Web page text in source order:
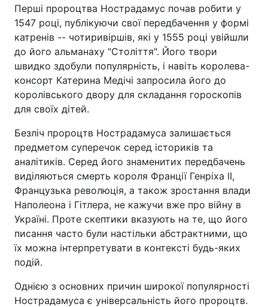
Перші пророцтва Нострадамус почав робити у
1547 році, публікуючи свої передбачення у формі
катренів -- чотиривіршів, які у 1555 році увійшли
до його альманаху "Століття". Його твори
швидко здобули популярність, і навіть королева-
консорт Катерина Медічі запросила його до
королівського двору для складання гороскопів
для своїх дітей.
Безліч пророцтв Нострадамуса залишається
предметом суперечок серед істориків та
аналітиків. Серед його знаменитих передбачень
виділяються смерть короля Франції Генріха II,
Французька революція, а також зростання влади
Наполеона і Гітлера, не кажучи вже про війну в
Україні. Проте скептики вказують на те, що його
писання часто були настільки абстрактними, що
їх можна інтерпретувати в контексті будь-яких
подій.
Однією з основних причин широкої популярності
Нострадамуса є універсальність його пророцтв.